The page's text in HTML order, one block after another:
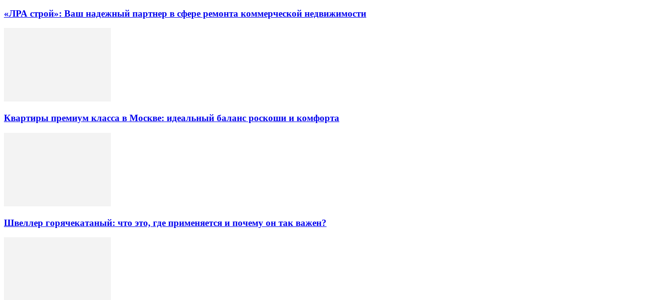
«ЛРА строй»: Ваш надежный партнер в сфере ремонта коммерческой недвижимости
Квартиры премиум класса в Москве: идеальный баланс роскоши и комфорта
Швеллер горячекатаный: что это, где применяется и почему он так важен?